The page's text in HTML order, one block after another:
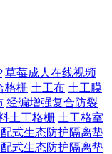
草莓成人在线视频
格栅 土工布 土工膜
经编增强复合防裂
土工格栅 土工格室
式生态防护隔离垫
式生态防护隔离垫